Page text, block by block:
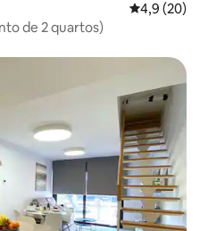
4,9 de uma
4,9 (20)
de 2 quartos)